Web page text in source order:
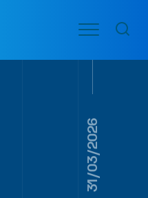
VOO
AÉREAS
Menu
31/03/2026